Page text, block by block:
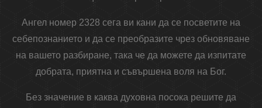
Ангел номер 2328 сега ви кани да се посветите на
себепознанието и да се преобразите чрез обновяване
на вашето разбиране, така че да можете да изпитате
добрата, приятна и съвършена воля на Бог.
Без значение в каква духовна посока решите да